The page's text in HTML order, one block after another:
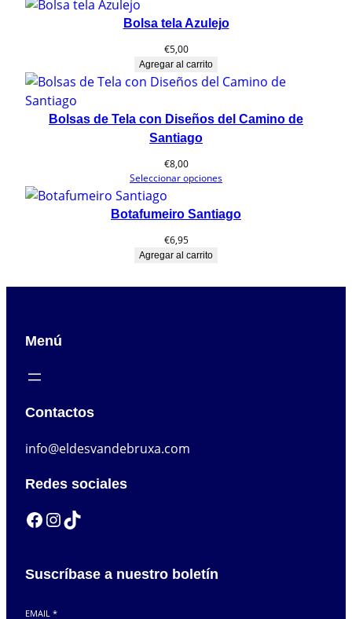
Bolsa tela Azulejo
€5,00
Agregar al carrito
Bolsas de Tela con Diseños del Camino de
Santiago
€8,00
Seleccionar opciones
Botafumeiro Santiago
€6,95
Agregar al carrito
Menú
Contactos
info@eldesvandebruxa.com
Redes sociales
Facebook InstagramTikTok
Suscríbase a nuestro boletín
EMAIL *